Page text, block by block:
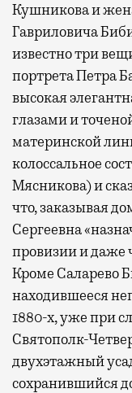
Кушникова и
Гавриловича
известно три
портрета Петра
высокая
глазами и
материнской
колоссальное
Мясникова) и
что, заказывая
Сергеевна
провизии и даже
Кроме Саларево
находившееся
1880-х, уже при
Святополк-
двухэтажный
сохранившийся